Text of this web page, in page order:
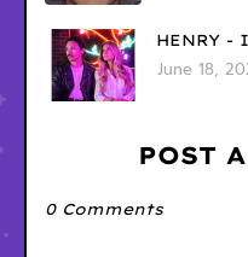
HENRY -
June 18,
POST
0 Comments